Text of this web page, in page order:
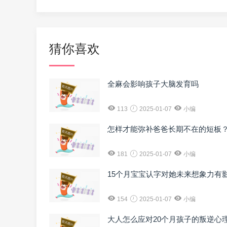
猜你喜欢
全麻会影响孩子大脑发育吗
113 2025-01-07 小编
怎样才能弥补爸爸长期不在的短板？
181 2025-01-07 小编
15个月宝宝认字对她未来想象力有
154 2025-01-07 小编
大人怎么应对20个月孩子的叛逆心